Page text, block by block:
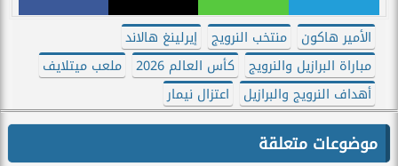
الأمير هاكون منتخب النرويج
إيرلينغ هالاند
مباراة البرازيل والنرويج
كأس العالم 2026
ملعب ميتلايف
أهداف النرويج والبرازيل
اعتزال نيمار
موضوعات متعلقة